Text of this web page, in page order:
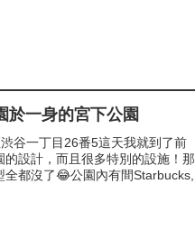
於一身的宮下公園
谷一丁目26番5這天我就到了前
設計，而且很多特別的設施！那
都沒了😂公園內有間Starbucks,